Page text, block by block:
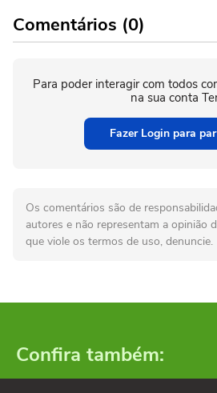
Comentários (0)
Para poder interagir com todos
na sua conta
Fazer Login para
Os comentários são de
autores e não representam a opinião
que viole os termos de uso, denuncie.
Confira também: